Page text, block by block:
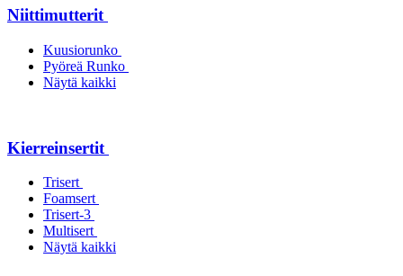
Niittimutterit
Kuusiorunko
Pyöreä Runko
Näytä kaikki
Kierreinsertit
Trisert
Foamsert
Trisert-3
Multisert
Näytä kaikki